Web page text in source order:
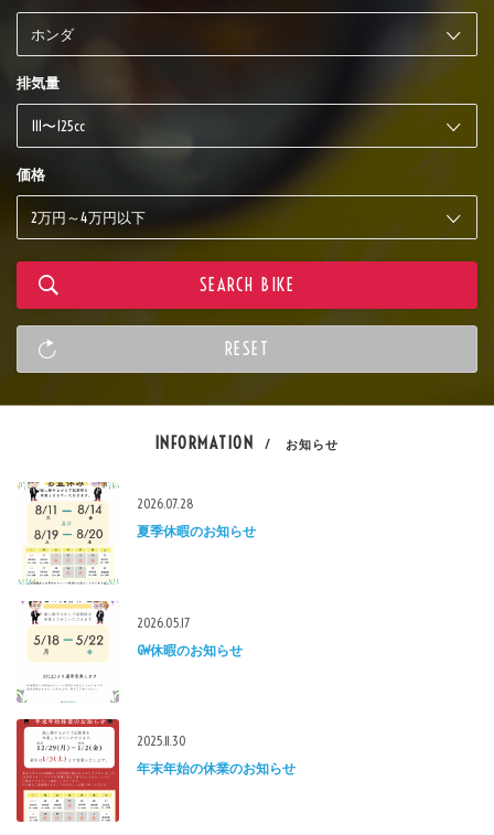
排気量
価格
INFORMATION / お知らせ
2026.07.28
夏季休暇のお知らせ
2026.05.17
GW休暇のお知らせ
2025.11.30
年末年始の休業のお知らせ